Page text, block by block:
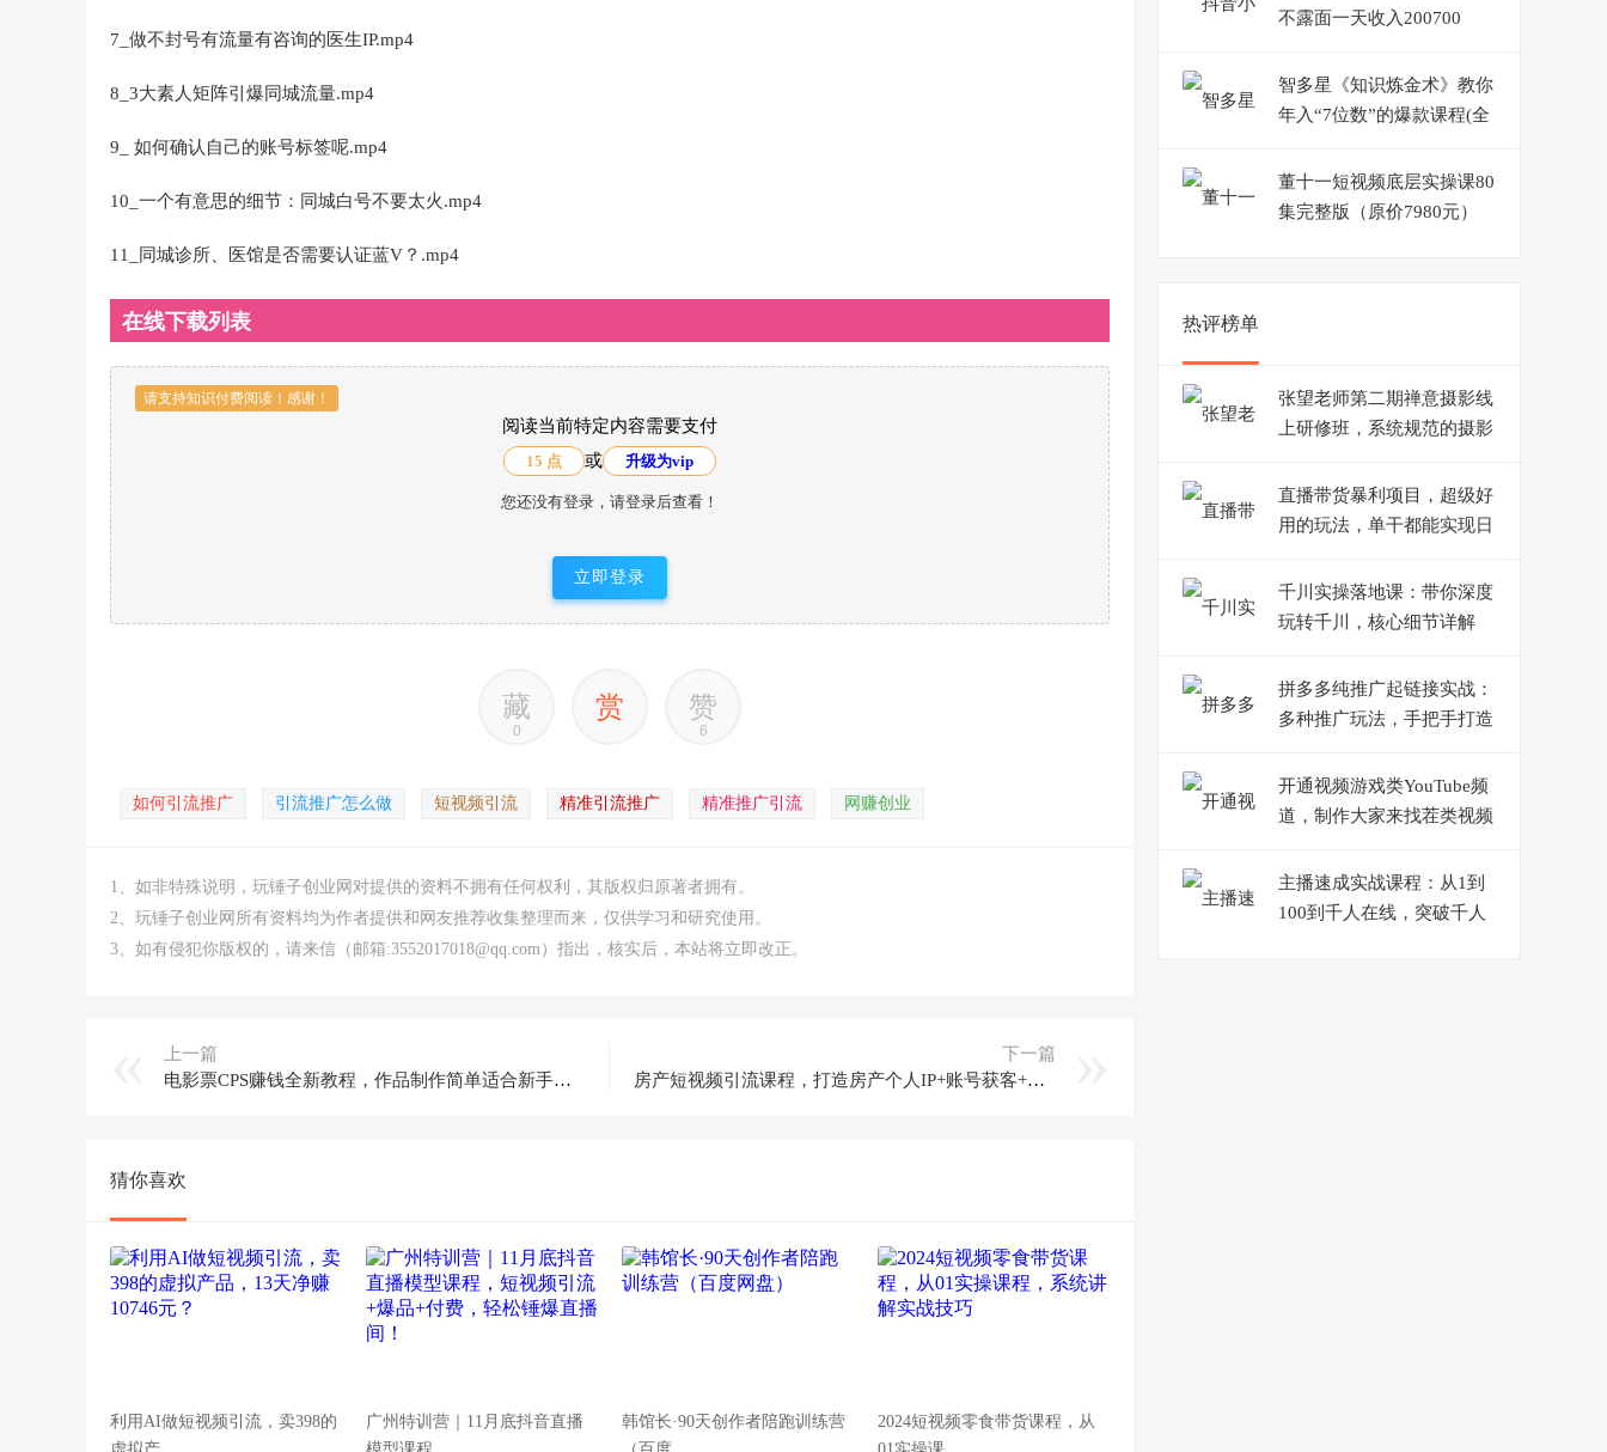
7_做不封号有流量有咨询的医生IP.mp4
8_3大素人矩阵引爆同城流量.mp4
9_ 如何确认自己的账号标签呢.mp4
10_一个有意思的细节：同城白号不要太火.mp4
11_同城诊所、医馆是否需要认证蓝V？.mp4
在线下载列表
请支持知识付费阅读！感谢！
阅读当前特定内容需要支付
15 点 或 升级为vip
您还没有登录，请登录后查看！
立即登录
藏
0
赏 赞
6
如何引流推广 引流推广怎么做 短视频引流 精准引流推广 精准推广引流 网赚创业
1、如非特殊说明，玩锤子创业网对提供的资料不拥有任何权利，其版权归原著者拥有。
2、玩锤子创业网所有资料均为作者提供和网友推荐收集整理而来，仅供学习和研究使用。
3、如有侵犯你版权的，请来信（邮箱:3552017018@qq.com）指出，核实后，本站将立即改正。
上一篇
电影票CPS赚钱全新教程，作品制作简单适合新手小白
下一篇
房产短视频引流课程，打造房产个人IP+账号获客+脚本内容规划
猜你喜欢
利用AI做短视频引流，卖398的
广州特训营｜11月底抖音直播
韩馆长·90天创作者陪跑训练营
2024短视频零食带货课程，从
不露面一天收入200700
智多星《知识炼金术》教你
年入“7位数”的爆款课程(全
董十一短视频底层实操课80
集完整版（原价7980元）
热评榜单
张望老师第二期禅意摄影线
上研修班，系统规范的摄影
味小技巧
直播带货暴利项目，超级好
用的玩法，单干都能实现日
千川实操落地课：带你深度
玩转千川，核心细节详解
拼多多纯推广起链接实战：
多种推广玩法，手把手打造
开通视频游戏类YouTube频
道，制作大家来找茬类视频
主播速成实战课程：从1到
100到千人在线，突破千人